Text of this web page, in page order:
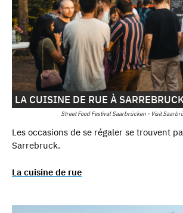
Street Food Festival Saarbrücken - Visit
LA CUISINE DE RUE À
Les occasions de se régaler se trouvent
Sarrebruck.
La cuisine de rue